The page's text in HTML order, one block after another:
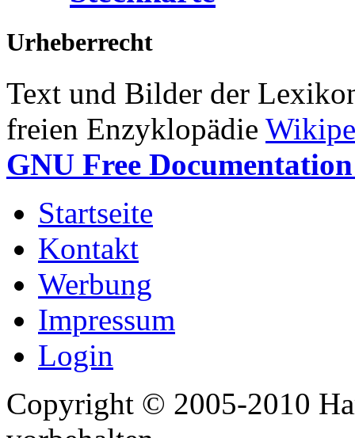
Urheberrecht
Text und Bilder der
freien Enzyklopädie
GNU Free
Startseite
Kontakt
Werbung
Impressum
Login
Copyright © 2005-2010